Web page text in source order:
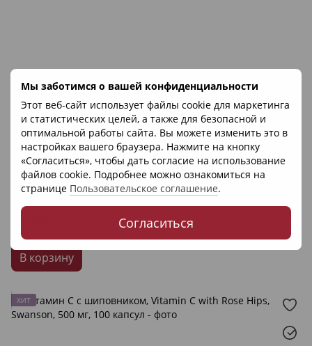
Мы заботимся о вашей конфиденциальности
Этот веб-сайт использует файлы cookie для маркетинга
и статистических целей, а также для безопасной и
оптимальной работы сайта. Вы можете изменить это в
настройках вашего браузера. Нажмите на кнопку
«Согласиться», чтобы дать согласие на использование
файлов cookie. Подробнее можно ознакомиться на
странице Пользовательское соглашение.
Согласиться
3
Артикул: 26633
Doppel Herz
Отправка 1-3 дня
В корзину
ХИТ